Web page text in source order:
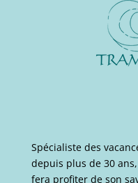
Spécialiste des
depuis plus de 30 ans,
fera profiter de son